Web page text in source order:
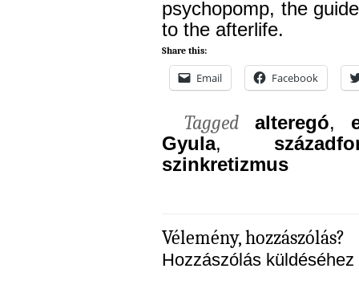
psychopomp, the
to the afterlife.
Share this:
Email Facebook
Tagged alteregó,
Gyula,
szinkretizmus
Vélemény, hozzászólás?
Hozzászólás küldéséhez